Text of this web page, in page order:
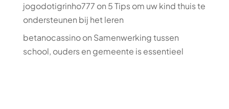
jogodotigrinho777 on 5 Tips om uw kind thuis te
ondersteunen bij het leren
betanocassinoon Samenwerking tussen
school, ouders en gemeente is essentieel